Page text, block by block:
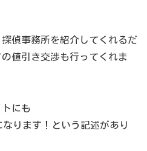
偵事務所を紹介してくれるだ
値引き交渉も行ってくれま
にも
なります！という記述があり